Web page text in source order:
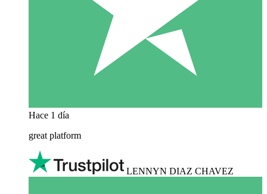
Hace 1 día
great platform
LENNYN DIAZ CHAVEZ